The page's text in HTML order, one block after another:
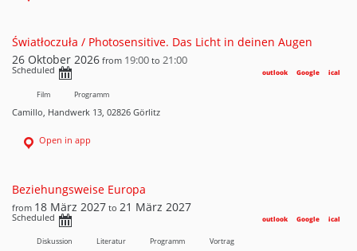
Światłoczuła / Photosensitive. Das Licht in deinen Augen
26 Oktober 2026 from 19:00 to 21:00
Scheduled ical
Google
outlook
Film Programm
Camillo, Handwerk 13, 02826 Görlitz
Open in app
Beziehungsweise Europa
from 18 März 2027 to 21 März 2027
Scheduled ical
Google
outlook
Diskussion Literatur Programm Vortrag